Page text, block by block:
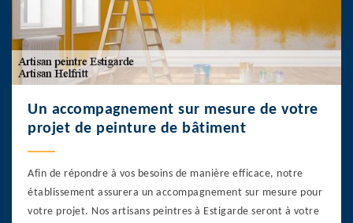
Un accompagnement sur mesure de votre
projet de peinture de bâtiment
Afin de répondre à vos besoins de manière efficace, notre
établissement assurera un accompagnement sur mesure pour
votre projet. Nos artisans peintres à Estigarde seront à votre